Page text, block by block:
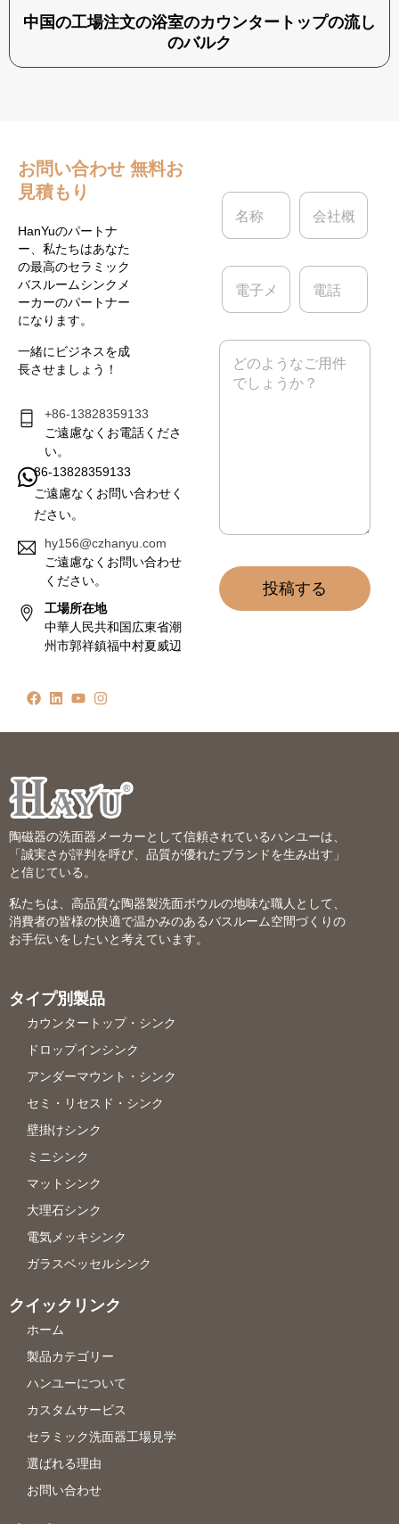
中国の工場注文の浴室のカウンタートップの流し
のバルク
お問い合わせ 無料お
見積もり
HanYuのパートナ
ー、私たちはあなた
の最高のセラミック
バスルームシンクメ
ーカーのパートナー
になります。
一緒にビジネスを成
長させましょう！
+86-13828359133
ご遠慮なくお電話くださ
い。
86-13828359133
ご遠慮なくお問い合わせく
ださい。
hy156@czhanyu.com
ご遠慮なくお問い合わせ
ください。
工場所在地
中華人民共和国広東省潮
州市郭祥鎮福中村夏威辺
名
*
会
概
電
メ
ル
電
メ
投稿する
陶磁器の洗面器メーカーとして信頼されているハンユーは、
「誠実さが評判を呼び、品質が優れたブランドを生み出す」
と信じている。
私たちは、高品質な陶器製洗面ボウルの地味な職人として、
消費者の皆様の快適で温かみのあるバスルーム空間づくりの
お手伝いをしたいと考えています。
タイプ別製品
カウンタートップ・シンク
ドロップインシンク
アンダーマウント・シンク
セミ・リセスド・シンク
壁掛けシンク
ミニシンク
マットシンク
大理石シンク
電気メッキシンク
ガラスベッセルシンク
クイックリンク
ホーム
製品カテゴリー
ハンユーについて
カスタムサービス
セラミック洗面器工場見学
選ばれる理由
お問い合わせ